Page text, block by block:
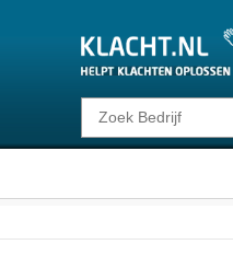
Klacht melden